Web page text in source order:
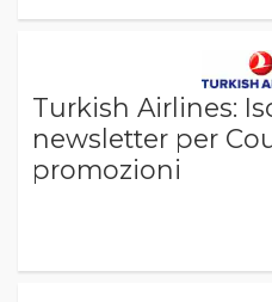
Turkish Airlines:
newsletter per
promozioni